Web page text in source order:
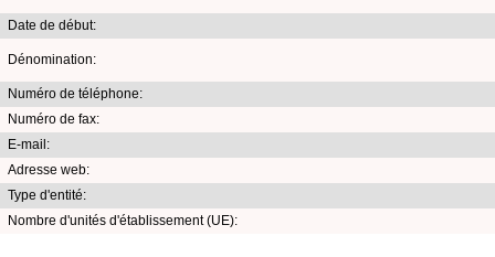
Date de début:
Dénomination:
Numéro de téléphone:
Numéro de fax:
E-mail:
Adresse web:
Type d'entité:
Nombre d'unités d'établissement (UE):